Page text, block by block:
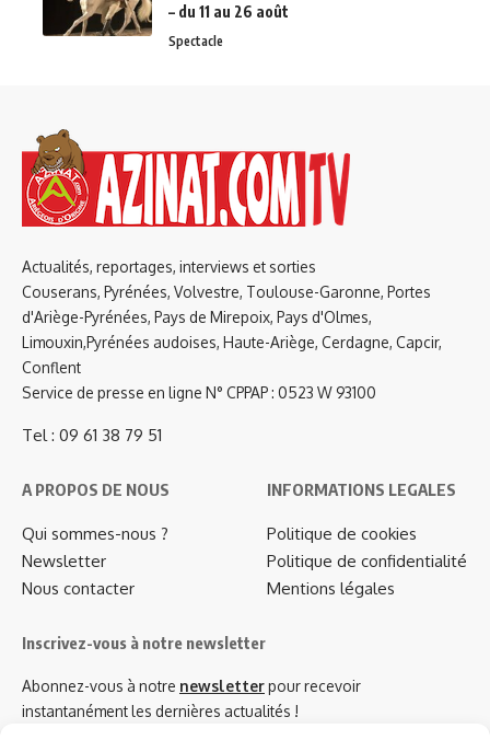
– du 11 au 26 août
Spectacle
Actualités, reportages, interviews et sorties
Couserans, Pyrénées, Volvestre, Toulouse-Garonne, Portes
d'Ariège-Pyrénées, Pays de Mirepoix, Pays d'Olmes,
Limouxin,Pyrénées audoises, Haute-Ariège, Cerdagne, Capcir,
Conflent
Service de presse en ligne N° CPPAP : 0523 W 93100
Tel : 09 61 38 79 51
A PROPOS DE NOUS
Qui sommes-nous ?
Newsletter
Nous contacter
INFORMATIONS LEGALES
Politique de cookies
Politique de confidentialité
Mentions légales
Inscrivez-vous à notre newsletter
Abonnez-vous à notre newsletterpour recevoir
instantanément les dernières actualités !